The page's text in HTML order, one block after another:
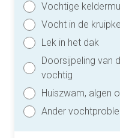
Vochtige
Vocht in de
Lek in het dak
Doorsijpeling van
vochtig
Huiszwam, algen
Ander